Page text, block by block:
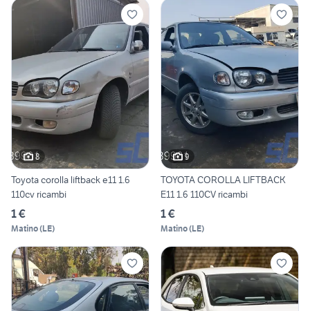
8
Toyota corolla liftback e11 1.6
110cv ricambi
1 €
Matino(LE)
9
TOYOTA COROLLA LIFTBACK
E11 1.6 110CV ricambi
1 €
Matino(LE)